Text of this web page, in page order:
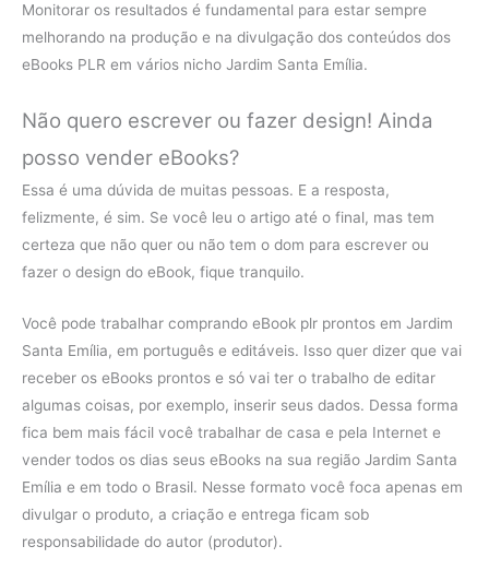
Monitorar os resultados é fundamental para estar sempre
melhorando na produção e na divulgação dos conteúdos dos
eBooks PLR em vários nicho Jardim Santa Emília.
Não quero escrever ou fazer design! Ainda
posso vender eBooks?
Essa é uma dúvida de muitas pessoas. E a resposta,
felizmente, é sim. Se você leu o artigo até o final, mas tem
certeza que não quer ou não tem o dom para escrever ou
fazer o design do eBook, fique tranquilo.
Você pode trabalhar comprando eBook plr prontos em Jardim
Santa Emília, em português e editáveis. Isso quer dizer que vai
receber os eBooks prontos e só vai ter o trabalho de editar
algumas coisas, por exemplo, inserir seus dados. Dessa forma
fica bem mais fácil você trabalhar de casa e pela Internet e
vender todos os dias seus eBooks na sua região Jardim Santa
Emília e em todo o Brasil. Nesse formato você foca apenas em
divulgar o produto, a criação e entrega ficam sob
responsabilidade do autor (produtor).